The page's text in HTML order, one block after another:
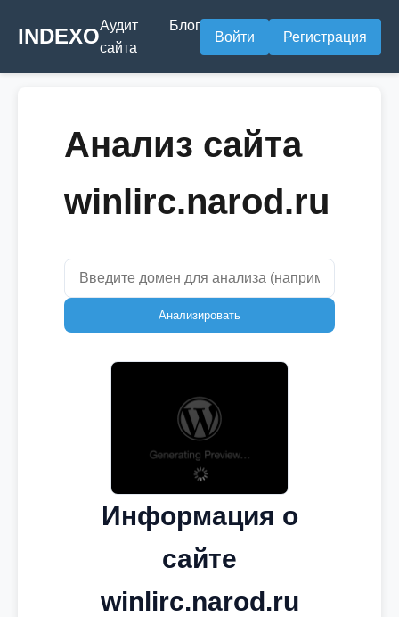
INDEXOАудит
сайта
Блог
Войти Регистрация
Анализ сайта
winlirc.narod.ru
Анализировать
Информация о
сайте
winlirc.narod.ru